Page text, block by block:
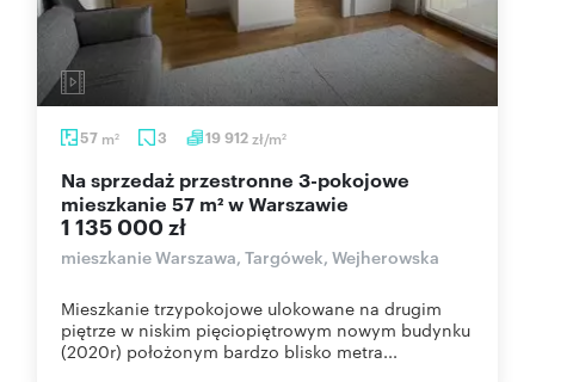
57 m2 3 19 912zł/m2
Na sprzedaż przestronne 3-pokojowe
mieszkanie 57 m² w Warszawie
1 135 000 zł
mieszkanie Warszawa, Targówek, Wejherowska
Mieszkanie trzypokojowe ulokowane na drugim
piętrze w niskim pięciopiętrowym nowym budynku
(2020r) położonym bardzo blisko metra...